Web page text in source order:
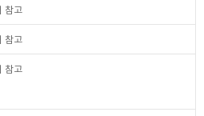
참고
참고
참고